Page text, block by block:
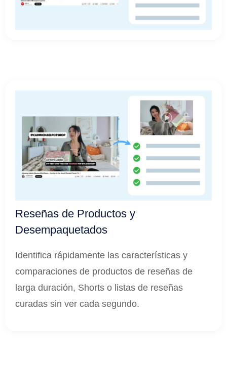
Reseñas de Productos y
Desempaquetados
Identifica rápidamente las características y
comparaciones de productos de reseñas de
larga duración, Shorts o listas de reseñas
curadas sin ver cada segundo.